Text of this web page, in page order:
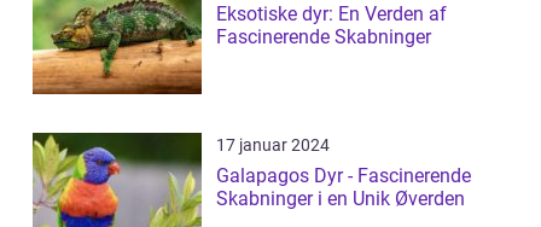
Eksotiske dyr: En Verden af
Fascinerende Skabninger
17 januar 2024
Galapagos Dyr - Fascinerende
Skabninger i en Unik Øverden